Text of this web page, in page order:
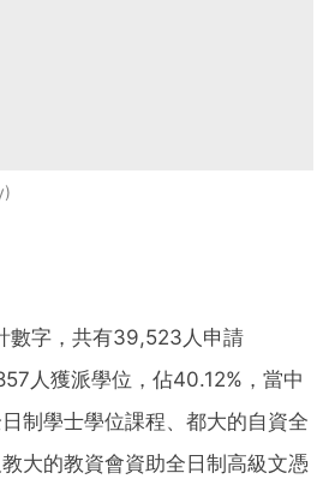
數字，共有39,523人申請
人獲派學位，佔40.12%，當中
制學士學位課程、都大的自資全
大的教資會資助全日制高級文憑